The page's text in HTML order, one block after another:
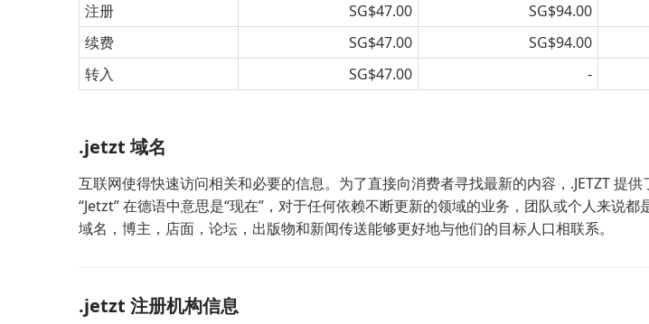
注册
SG$47.00 SG$94.00
续费
SG$47.00 SG$94.00
转入
SG$47.00 -
.jetzt 域名
互联网使得快速访问相关和必要的信息。为了直接向消费者寻找最新的内容，.JETZT 提供
“Jetzt” 在德语中意思是“现在”，对于任何依赖不断更新的领域的业务，团队或个人来说
域名，博主，店面，论坛，出版物和新闻传送能够更好地与他们的目标人口相联系。
.jetzt 注册机构信息